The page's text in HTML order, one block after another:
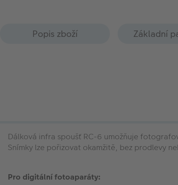
Popis zboží Základní
Dálková infra spoušť RC-6 umožňuje
Snímky lze pořizovat okamžitě, bez prodlevy
Pro digitální fotoaparáty: